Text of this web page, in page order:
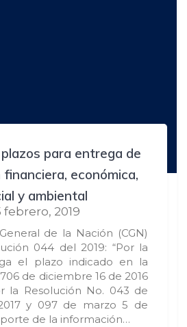
para entrega de
económica,
y ambiental
febrero, 2019
de la Nación (CGN)
044 del 2019: “Por la
el plazo indicado en la
de diciembre 16 de 2016
la Resolución No. 043 de
y 097 de marzo 5 de
de la información…